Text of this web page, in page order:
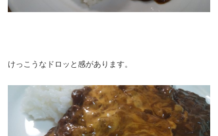
けっこうなドロッと感があります。